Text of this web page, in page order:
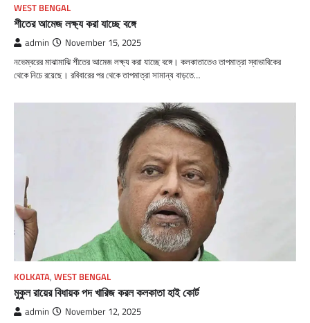
WEST BENGAL
শীতের আমেজ লক্ষ্য করা যাচ্ছে বঙ্গে
admin November 15, 2025
নভেম্বরের মাঝামাঝি শীতের আমেজ লক্ষ্য করা যাচ্ছে বঙ্গে। কলকাতাতেও তাপমাত্রা স্বাভাবিকের
থেকে নিচে রয়েছে। রবিবারের পর থেকে তাপমাত্রা সামান্য বাড়তে…
KOLKATA, WEST BENGAL
মুকুল রায়ের বিধায়ক পদ খারিজ করল কলকাতা হাই কোর্ট
admin November 12, 2025